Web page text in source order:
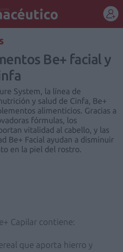
Be+ facial y
System, la línea de
y salud de Cinfa, Be+
alimenticios. Gracias a
fórmulas, los
vitalidad al cabello, y las
Be+ Facial ayudan a disminuir
en la piel del rostro.
Capilar contiene:
que aporta hierro y